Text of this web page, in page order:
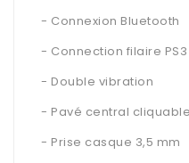
- Connexion Bluetooth
- Connection filaire PS3
- Double vibration
- Pavé central cliquable
- Prise casque 3,5 mm